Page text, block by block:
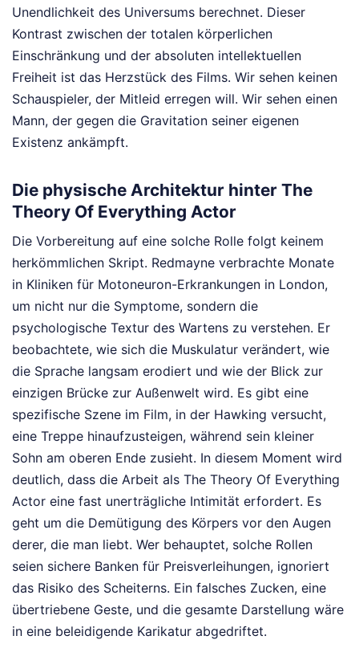
Unendlichkeit des Universums berechnet. Dieser
Kontrast zwischen der totalen körperlichen
Einschränkung und der absoluten intellektuellen
Freiheit ist das Herzstück des Films. Wir sehen keinen
Schauspieler, der Mitleid erregen will. Wir sehen einen
Mann, der gegen die Gravitation seiner eigenen
Existenz ankämpft.
Die physische Architektur hinter The
Theory Of Everything Actor
Die Vorbereitung auf eine solche Rolle folgt keinem
herkömmlichen Skript. Redmayne verbrachte Monate
in Kliniken für Motoneuron-Erkrankungen in London,
um nicht nur die Symptome, sondern die
psychologische Textur des Wartens zu verstehen. Er
beobachtete, wie sich die Muskulatur verändert, wie
die Sprache langsam erodiert und wie der Blick zur
einzigen Brücke zur Außenwelt wird. Es gibt eine
spezifische Szene im Film, in der Hawking versucht,
eine Treppe hinaufzusteigen, während sein kleiner
Sohn am oberen Ende zusieht. In diesem Moment wird
deutlich, dass die Arbeit als The Theory Of Everything
Actor eine fast unerträgliche Intimität erfordert. Es
geht um die Demütigung des Körpers vor den Augen
derer, die man liebt. Wer behauptet, solche Rollen
seien sichere Banken für Preisverleihungen, ignoriert
das Risiko des Scheiterns. Ein falsches Zucken, eine
übertriebene Geste, und die gesamte Darstellung wäre
in eine beleidigende Karikatur abgedriftet.